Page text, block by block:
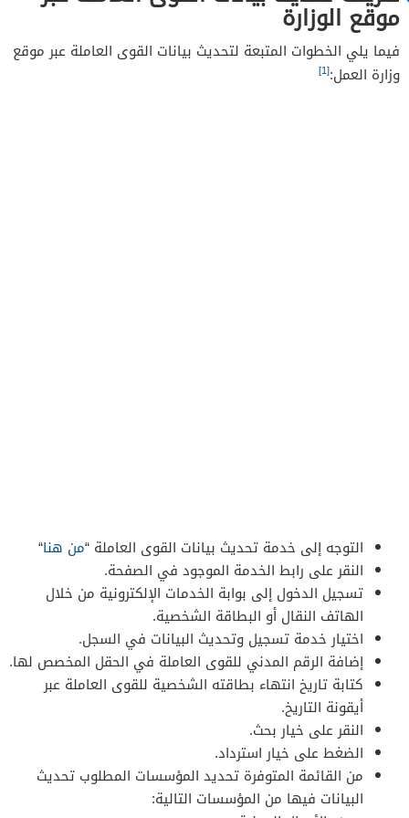
موقع الوزارة
فيما يلي الخطوات المتبعة لتحديث بيانات القوى العاملة عبر موقع
وزارة العمل:[1]
التوجه إلى خدمة تحديث بيانات القوى العاملة “من هنا“
النقر على رابط الخدمة الموجود في الصفحة.
تسجيل الدخول إلى بوابة الخدمات الإلكترونية من خلال
الهاتف النقال أو البطاقة الشخصية.
اختيار خدمة تسجيل وتحديث البيانات في السجل.
إضافة الرقم المدني للقوى العاملة في الحقل المخصص لها.
كتابة تاريخ انتهاء بطاقته الشخصية للقوى العاملة عبر
أيقونة التاريخ.
النقر على خيار بحث.
الضغط على خيار استرداد.
من القائمة المتوفرة تحديد المؤسسات المطلوب تحديث
البيانات فيها من المؤسسات التالية: